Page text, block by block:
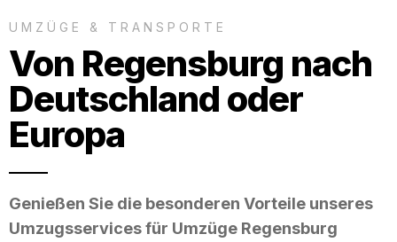
UMZÜGE & TRANSPORTE
Von Regensburg nach
Deutschland oder
Europa
Genießen Sie die besonderen Vorteile unseres
Umzugsservices für Umzüge Regensburg